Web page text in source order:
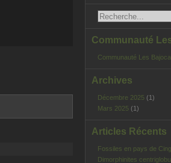
Communauté
Communauté Les
Archives
Décembre 2025 (1)
Mars 2025 (1)
Articles Récents
Fossiles en pays de
Dimorphinites